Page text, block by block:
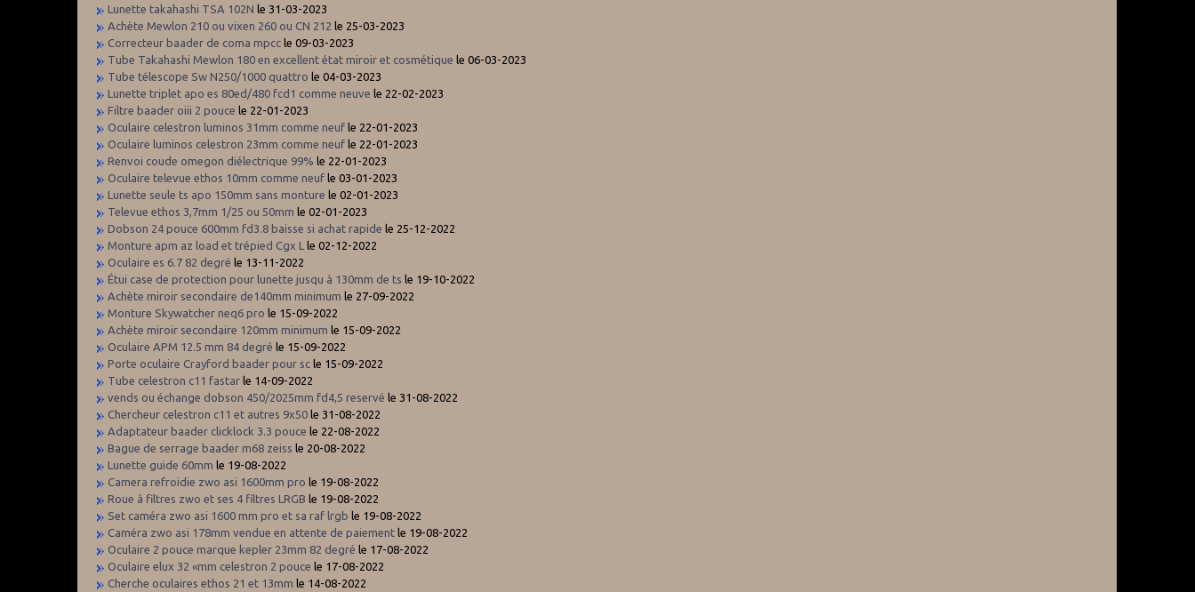
Lunette takahashi TSA 102N le 31-03-2023
Achète Mewlon 210 ou vixen 260 ou CN 212 le 25-03-2023
Correcteur baader de coma mpcc le 09-03-2023
Tube Takahashi Mewlon 180 en excellent état miroir et cosmétique le 06-03-2023
Tube télescope Sw N250/1000 quattro le 04-03-2023
Lunette triplet apo es 80ed/480 fcd1 comme neuve le 22-02-2023
Filtre baader oiii 2 pouce le 22-01-2023
Oculaire celestron luminos 31mm comme neuf le 22-01-2023
Oculaire luminos celestron 23mm comme neuf le 22-01-2023
Renvoi coude omegon diélectrique 99% le 22-01-2023
Oculaire televue ethos 10mm comme neuf le 03-01-2023
Lunette seule ts apo 150mm sans monture le 02-01-2023
Televue ethos 3,7mm 1/25 ou 50mm le 02-01-2023
Dobson 24 pouce 600mm fd3.8 baisse si achat rapide le 25-12-2022
Monture apm az load et trépied Cgx L
le 02-12-2022
Oculaire es 6.7 82 degré le 13-11-2022
Étui case de protection pour lunette jusqu à 130mm de ts le 19-10-2022
Achète miroir secondaire de140mm minimum le 27-09-2022
Monture Skywatcher neq6 pro le 15-09-2022
Achète miroir secondaire 120mm minimum le 15-09-2022
Oculaire APM 12.5 mm 84 degré le 15-09-2022
Porte oculaire Crayford baader pour sc le 15-09-2022
Tube celestron c11 fastar le 14-09-2022
vends ou échange dobson 450/2025mm fd4,5 reservé le 31-08-2022
Chercheur celestron c11 et autres 9x50 le 31-08-2022
Adaptateur baader clicklock 3.3 pouce le 22-08-2022
Bague de serrage baader m68 zeiss le 20-08-2022
Lunette guide 60mm le 19-08-2022
Camera refroidie zwo asi 1600mm pro le 19-08-2022
Roue à filtres zwo et ses 4 filtres LRGB le 19-08-2022
Set caméra zwo asi 1600 mm pro et sa raf lrgb le 19-08-2022
Caméra zwo asi 178mm vendue en attente de paiement le 19-08-2022
Oculaire 2 pouce marque kepler 23mm 82 degré le 17-08-2022
Oculaire elux 32 «mm celestron 2 pouce le 17-08-2022
Cherche oculaires ethos 21 et 13mm le 14-08-2022